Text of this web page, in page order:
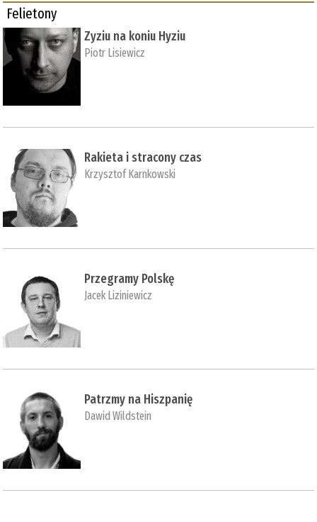
Felietony
Zyziu na koniu Hyziu
Piotr Lisiewicz
Rakieta i stracony czas
Krzysztof Karnkowski
Przegramy Polskę
Jacek Liziniewicz
Patrzmy na Hiszpanię
Dawid Wildstein